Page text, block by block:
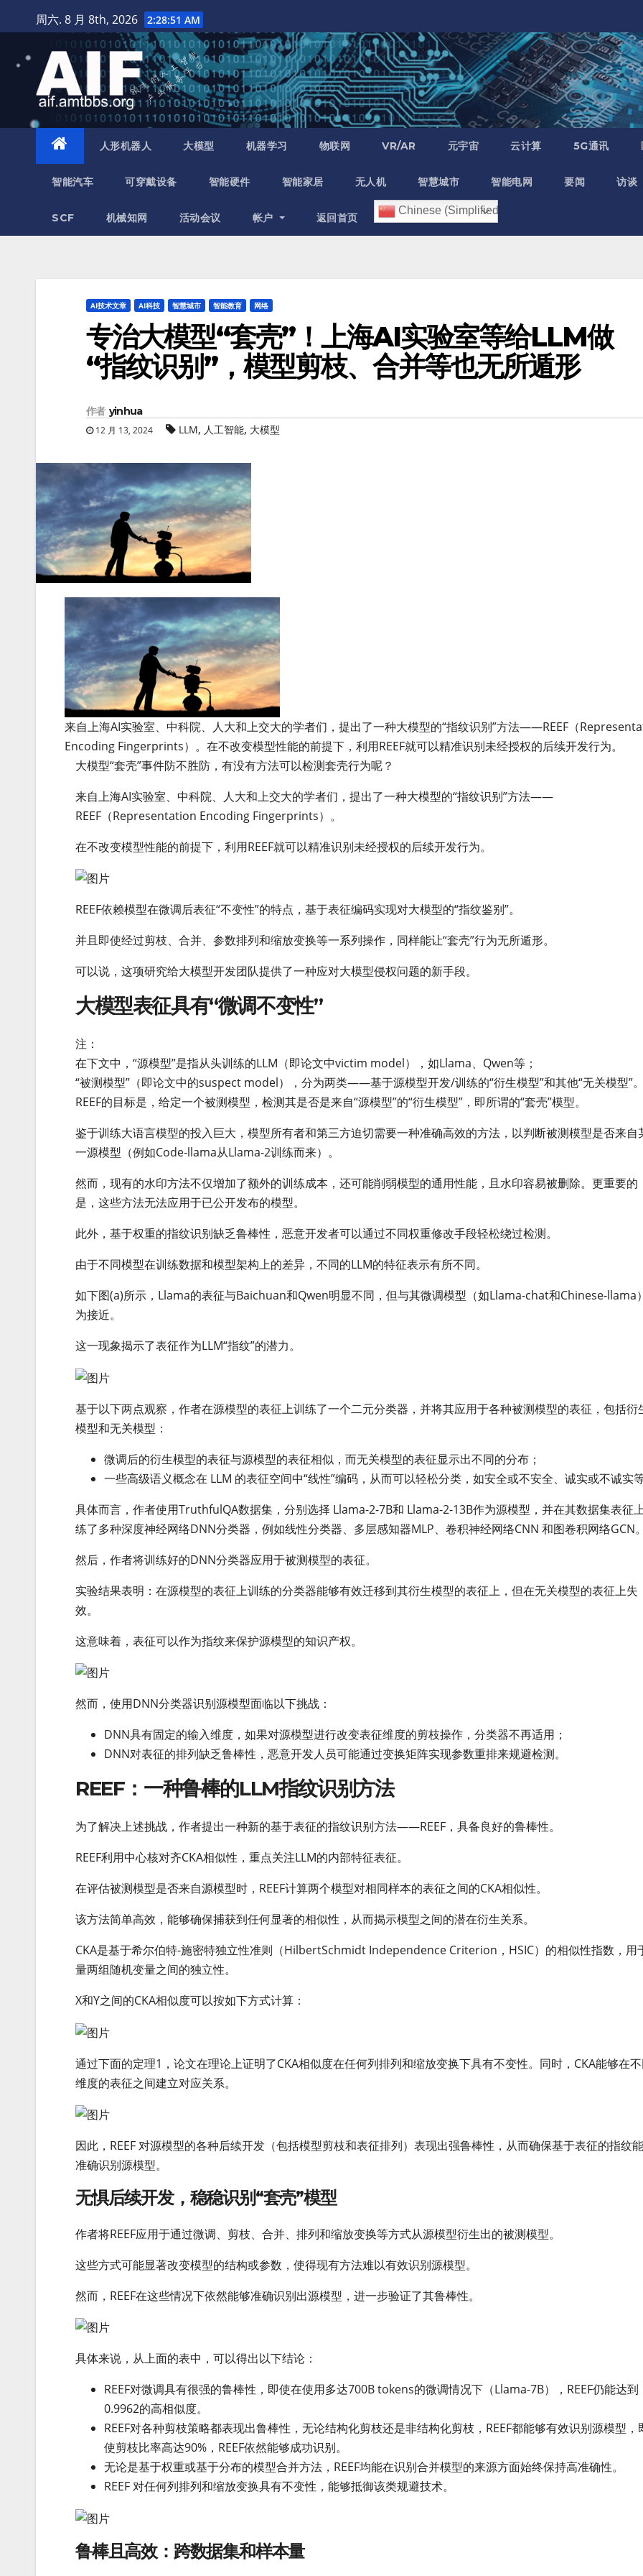
至
周六. 8 月 8th, 2026 2:28:52 AM
人形机器人 大模型 机器学习 物联网 VR/AR 元宇宙 云计算 5G通讯
智能汽车 可穿戴设备 智能硬件 智能家居 无人机 智慧城市 智能电网 要闻 访谈
SCF 机械知网 活动会议 帐户 返回首页
Chinese (Simplified)
AI技术文章 AI科技 智慧城市 智能教育 网络
专治大模型“套壳”！上海AI实验室等给LLM做
“指纹识别”，模型剪枝、合并等也无所遁形
作者 yinhua
12 月 13, 2024 LLM, 人工智能, 大模型
来自上海AI实验室、中科院、人大和上交大的学者们，提出了一种大模型的“指纹识别”方法——REEF（
Encoding Fingerprints）。在不改变模型性能的前提下，利用REEF就可以精准识别未经授权的后续开发行为。
大模型“套壳”事件防不胜防，有没有方法可以检测套壳行为呢？
来自上海AI实验室、中科院、人大和上交大的学者们，提出了一种大模型的“指纹识别”方法——
REEF（Representation Encoding Fingerprints）。
在不改变模型性能的前提下，利用REEF就可以精准识别未经授权的后续开发行为。
REEF依赖模型在微调后表征“不变性”的特点，基于表征编码实现对大模型的“指纹鉴别”。
并且即使经过剪枝、合并、参数排列和缩放变换等一系列操作，同样能让“套壳”行为无所遁形。
可以说，这项研究给大模型开发团队提供了一种应对大模型侵权问题的新手段。
大模型表征具有“微调不变性”
注：
在下文中，“源模型”是指从头训练的LLM（即论文中victim model），如Llama、Qwen等；
“被测模型”（即论文中的suspect model），分为两类——基于源模型开发/训练的“衍生模型”和其他“无关模型”
REEF的目标是，给定一个被测模型，检测其是否是来自“源模型”的“衍生模型”，即所谓的“套壳”模型。
鉴于训练大语言模型的投入巨大，模型所有者和第三方迫切需要一种准确高效的方法，以判断被测模型是否来自
一源模型（例如Code-llama从Llama-2训练而来）。
然而，现有的水印方法不仅增加了额外的训练成本，还可能削弱模型的通用性能，且水印容易被删除。更重要的
是，这些方法无法应用于已公开发布的模型。
此外，基于权重的指纹识别缺乏鲁棒性，恶意开发者可以通过不同权重修改手段轻松绕过检测。
由于不同模型在训练数据和模型架构上的差异，不同的LLM的特征表示有所不同。
如下图(a)所示，Llama的表征与Baichuan和Qwen明显不同，但与其微调模型（如Llama-chat和Chinese-llama
为接近。
这一现象揭示了表征作为LLM“指纹”的潜力。
基于以下两点观察，作者在源模型的表征上训练了一个二元分类器，并将其应用于各种被测模型的表征，包括衍
模型和无关模型：
微调后的衍生模型的表征与源模型的表征相似，而无关模型的表征显示出不同的分布；
一些高级语义概念在 LLM 的表征空间中“线性”编码，从而可以轻松分类，如安全或不安全、诚实或不诚实
具体而言，作者使用TruthfulQA数据集，分别选择 Llama-2-7B和 Llama-2-13B作为源模型，并在其数据集表征
练了多种深度神经网络DNN分类器，例如线性分类器、多层感知器MLP、卷积神经网络CNN 和图卷积网络GCN
然后，作者将训练好的DNN分类器应用于被测模型的表征。
实验结果表明：在源模型的表征上训练的分类器能够有效迁移到其衍生模型的表征上，但在无关模型的表征上失
效。
这意味着，表征可以作为指纹来保护源模型的知识产权。
然而，使用DNN分类器识别源模型面临以下挑战：
DNN具有固定的输入维度，如果对源模型进行改变表征维度的剪枝操作，分类器不再适用；
DNN对表征的排列缺乏鲁棒性，恶意开发人员可能通过变换矩阵实现参数重排来规避检测。
REEF：一种鲁棒的LLM指纹识别方法
为了解决上述挑战，作者提出一种新的基于表征的指纹识别方法——REEF，具备良好的鲁棒性。
REEF利用中心核对齐CKA相似性，重点关注LLM的内部特征表征。
在评估被测模型是否来自源模型时，REEF计算两个模型对相同样本的表征之间的CKA相似性。
该方法简单高效，能够确保捕获到任何显著的相似性，从而揭示模型之间的潜在衍生关系。
CKA是基于希尔伯特-施密特独立性准则（HilbertSchmidt Independence Criterion，HSIC）的相似性指数，用
量两组随机变量之间的独立性。
X和Y之间的CKA相似度可以按如下方式计算：
通过下面的定理1，论文在理论上证明了CKA相似度在任何列排列和缩放变换下具有不变性。同时，CKA能够在
维度的表征之间建立对应关系。
因此，REEF 对源模型的各种后续开发（包括模型剪枝和表征排列）表现出强鲁棒性，从而确保基于表征的指纹
准确识别源模型。
无惧后续开发，稳稳识别“套壳”模型
作者将REEF应用于通过微调、剪枝、合并、排列和缩放变换等方式从源模型衍生出的被测模型。
这些方式可能显著改变模型的结构或参数，使得现有方法难以有效识别源模型。
然而，REEF在这些情况下依然能够准确识别出源模型，进一步验证了其鲁棒性。
具体来说，从上面的表中，可以得出以下结论：
REEF对微调具有很强的鲁棒性，即使在使用多达700B tokens的微调情况下（Llama-7B），REEF仍能达到
0.9962的高相似度。
REEF对各种剪枝策略都表现出鲁棒性，无论结构化剪枝还是非结构化剪枝，REEF都能够有效识别源模型，
使剪枝比率高达90%，REEF依然能够成功识别。
无论是基于权重或基于分布的模型合并方法，REEF均能在识别合并模型的来源方面始终保持高准确性。
REEF 对任何列排列和缩放变换具有不变性，能够抵御该类规避技术。
鲁棒且高效：跨数据集和样本量